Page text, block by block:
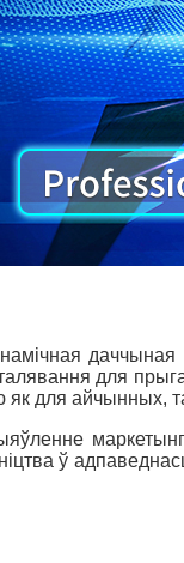
даччыная
для
як для айчынных,
ў